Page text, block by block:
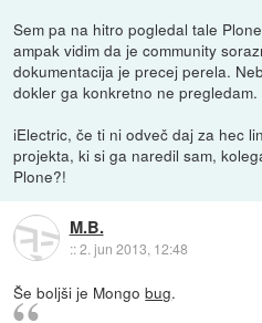
Sem pa na hitro pogledal tale
ampak vidim da je community
dokumentacija je precej perela.
dokler ga konkretno ne pregledam.
iElectric, če ti ni odveč daj za hec
projekta, ki si ga naredil sam,
Plone?!
M.B.
::2. jun 2013, 12:48
Še boljši je Mongobug.